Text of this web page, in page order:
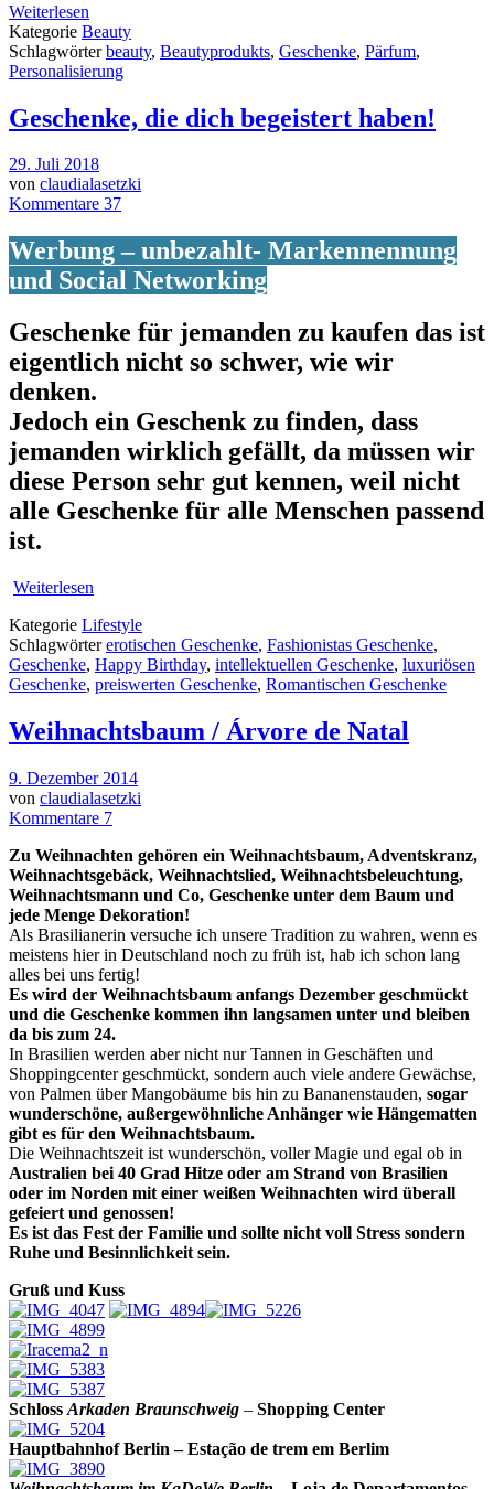
Weiterlesen
Kategorie Beauty
Schlagwörterbeauty, Beautyprodukts, Geschenke, Pärfum,
Personalisierung
Geschenke, die dich begeistert haben!
29. Juli 2018
von claudialasetzki
Kommentare 37
Werbung – unbezahlt- Markennennung
und Social Networking
Geschenke für jemanden zu kaufen das ist
eigentlich nicht so schwer, wie wir
denken.
Jedoch ein Geschenk zu finden, dass
jemanden wirklich gefällt, da müssen wir
diese Person sehr gut kennen, weil nicht
alle Geschenke für alle Menschen passend
ist.
Weiterlesen
Kategorie Lifestyle
Schlagwörtererotischen Geschenke, Fashionistas Geschenke,
Geschenke, Happy Birthday, intellektuellen Geschenke, luxuriösen
Geschenke, preiswerten Geschenke, Romantischen Geschenke
Weihnachtsbaum / Árvore de Natal
9. Dezember 2014
von claudialasetzki
Kommentare 7
Zu Weihnachten gehören ein Weihnachtsbaum, Adventskranz,
Weihnachtsgebäck, Weihnachtslied, Weihnachtsbeleuchtung,
Weihnachtsmann und Co, Geschenke unter dem Baum und
jede Menge Dekoration!
Als Brasilianerin versuche ich unsere Tradition zu wahren, wenn es
meistens hier in Deutschland noch zu früh ist, hab ich schon lang
alles bei uns fertig!
Es wird der Weihnachtsbaum anfangs Dezember geschmückt
und die Geschenke kommen ihn langsamen unter und bleiben
da bis zum 24.
In Brasilien werden aber nicht nur Tannen in Geschäften und
Shoppingcenter geschmückt, sondern auch viele andere Gewächse,
von Palmen über Mangobäume bis hin zu Bananenstauden, sogar
wunderschöne, außergewöhnliche Anhänger wie Hängematten
gibt es für den Weihnachtsbaum.
Die Weihnachtszeit ist wunderschön, voller Magie und egal ob in
Australien bei 40 Grad Hitze oder am Strand von Brasilien
oder im Norden mit einer weißen Weihnachten wird überall
gefeiert und genossen!
Es ist das Fest der Familie und sollte nicht voll Stress sondern
Ruhe und Besinnlichkeit sein.
Gruß und Kuss
Schloss Arkaden Braunschweig – Shopping Center
Hauptbahnhof Berlin – Estação de trem em Berlim